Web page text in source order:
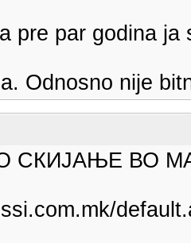
pre par godina
Odnosno nije
СКИЈАЊЕ ВО